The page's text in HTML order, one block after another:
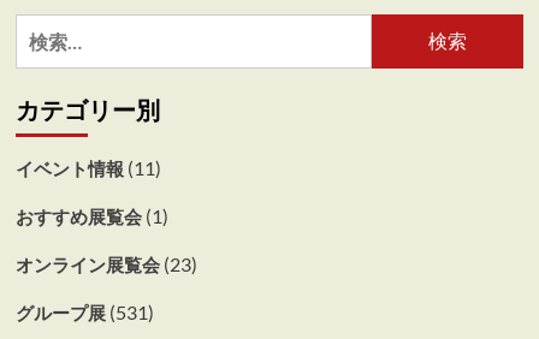
検
索:
カテゴリー別
イベント情報 (11)
おすすめ展覧会(1)
オンライン展覧会(23)
グループ展(531)